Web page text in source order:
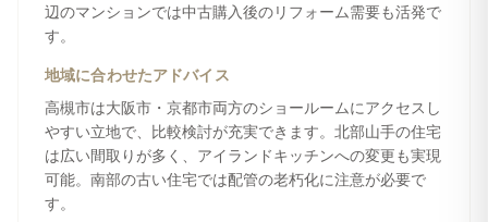
辺のマンションでは中古購入後のリフォーム需要も活発で
す。
地域に合わせたアドバイス
高槻市は大阪市・京都市両方のショールームにアクセスし
やすい立地で、比較検討が充実できます。北部山手の住宅
は広い間取りが多く、アイランドキッチンへの変更も実現
可能。南部の古い住宅では配管の老朽化に注意が必要で
す。